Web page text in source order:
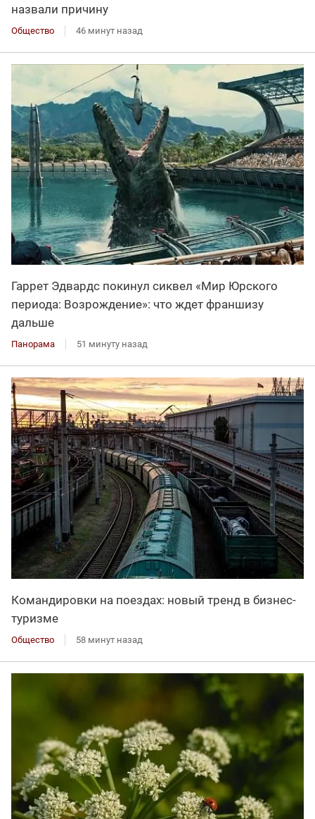
назвали причину
Общество 46 минут назад
Гаррет Эдвардс покинул сиквел «Мир Юрского
периода: Возрождение»: что ждет франшизу
дальше
Панорама 51 минуту назад
Командировки на поездах: новый тренд в бизнес-
туризме
Общество 58 минут назад